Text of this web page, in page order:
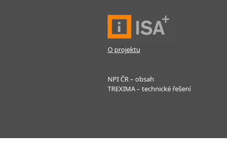
O projektu
NPI ČR – obsah
TREXIMA – technické řešení